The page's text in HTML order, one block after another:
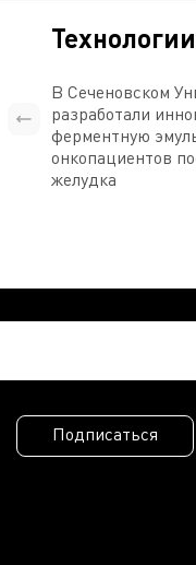
В Сеченовском
разработали
ферментную
онкопациентов
желудка
Подписаться